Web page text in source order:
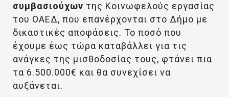
συμβασιούχων της Κοινωφελούς εργασίας
του ΟΑΕΔ, που επανέρχονται στο Δήμο με
δικαστικές αποφάσεις. Το ποσό που
έχουμε έως τώρα καταβάλλει για τις
ανάγκες της μισθοδοσίας τους, φτάνει πια
τα 6.500.000€ και θα συνεχίσει να
αυξάνεται.